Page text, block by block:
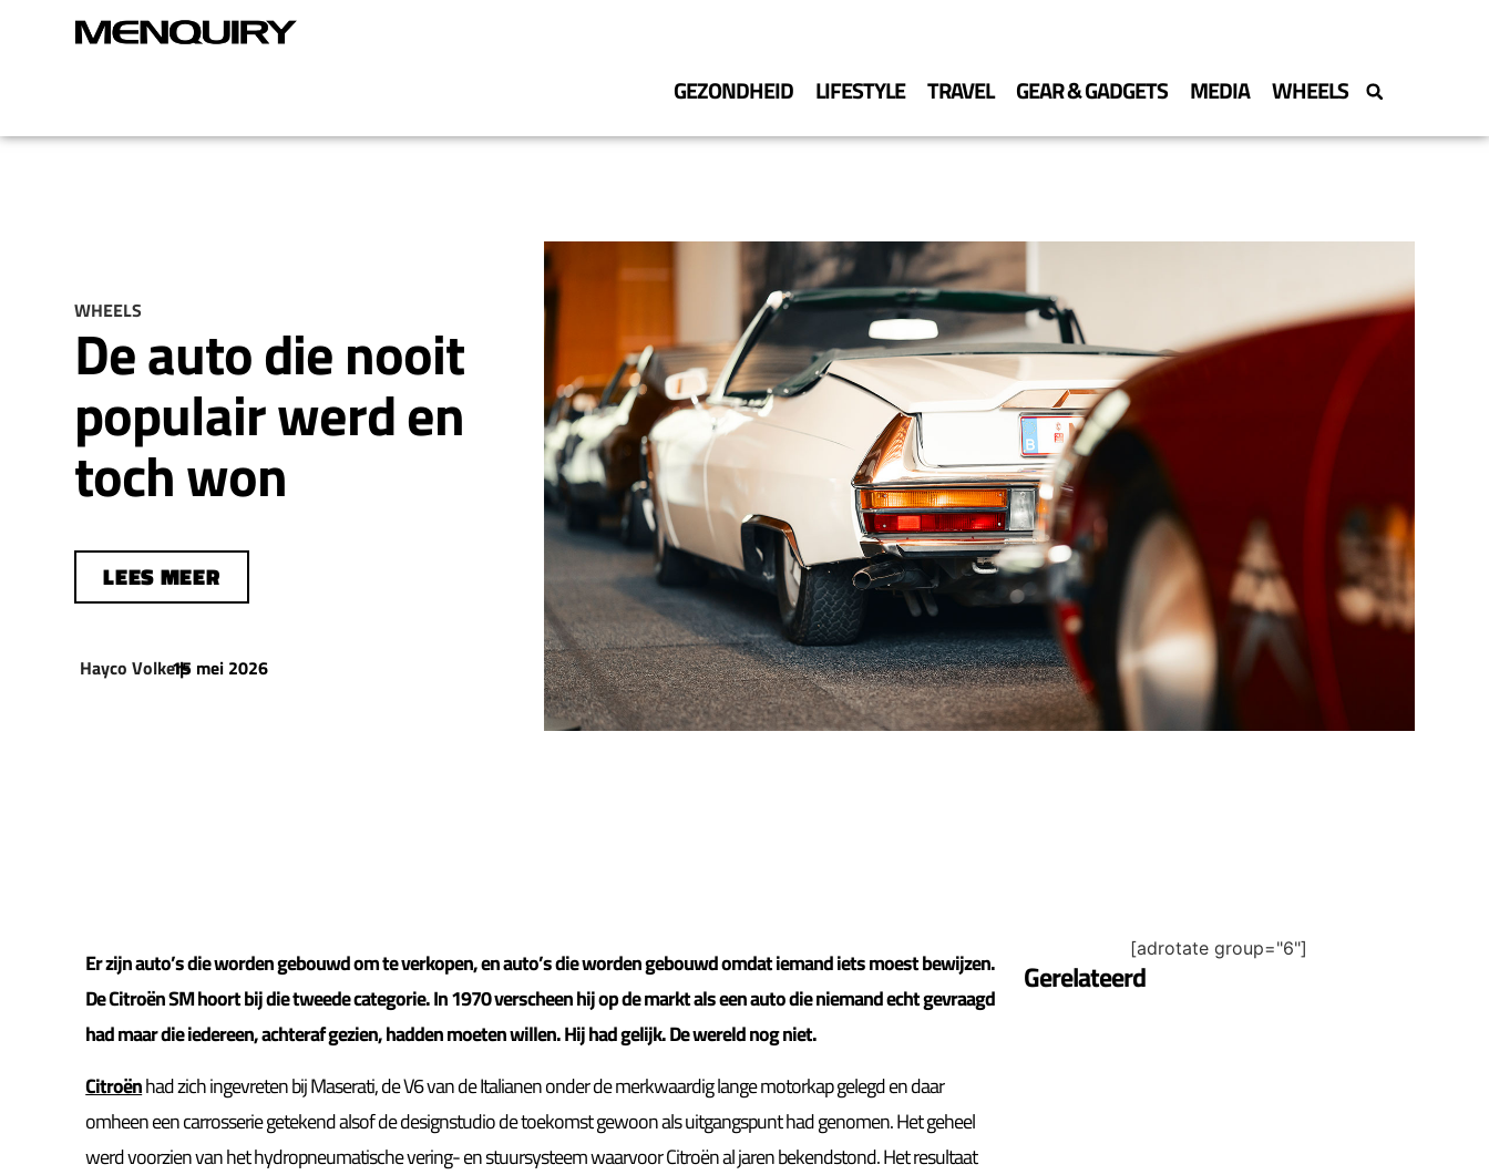
GEZONDHEID LIFESTYLE TRAVEL GEAR & GADGETS MEDIA WHEELS
WHEELS
De auto die nooit
populair werd en
toch won
LEES MEER
Hayco Volkers
|
15 mei 2026
Er zijn auto’s die worden gebouwd om te verkopen, en auto’s die worden gebouwd omdat iemand iets moest bewijzen.
De Citroën SM hoort bij die tweede categorie. In 1970 verscheen hij op de markt als een auto die niemand echt gevraagd
had maar die iedereen, achteraf gezien, hadden moeten willen. Hij had gelijk. De wereld nog niet.
Citroënhad zich ingevreten bij Maserati, de V6 van de Italianen onder de merkwaardig lange motorkap gelegd en daar
omheen een carrosserie getekend alsof de designstudio de toekomst gewoon als uitgangspunt had genomen. Het geheel
werd voorzien van het hydropneumatische vering- en stuursysteem waarvoor Citroën al jaren bekendstond. Het resultaat
[adrotate group="6"]
Gerelateerd